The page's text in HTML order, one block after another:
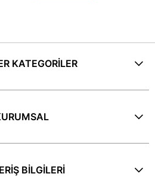
KATEGORİLER
BİLGİLERİ